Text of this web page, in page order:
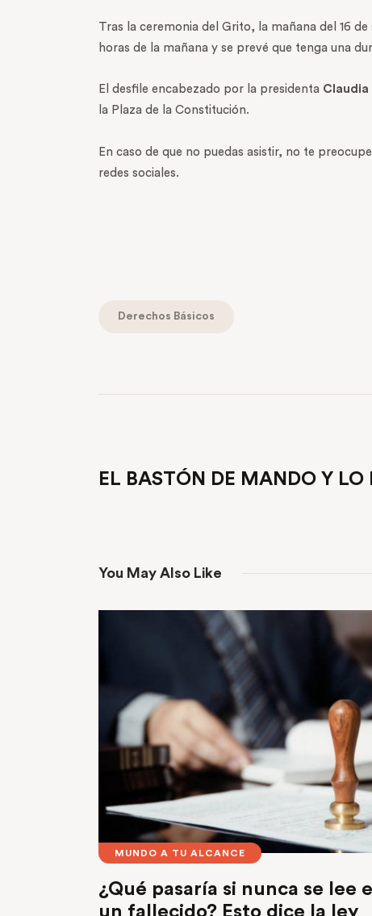
Tras la ceremonia del Grito, la mañana del 16
horas de la mañana y se prevé que tenga una
El desfile encabezado por la presidenta Claudia
la Plaza de la Constitución.
En caso de que no puedas asistir, no te
redes sociales.
Derechos Básicos
EL BASTÓN DE MANDO Y LO
You May Also Like
MUNDO A TU ALCANCE
¿Qué pasaría si nunca se lee
un fallecido? Esto dice la ley